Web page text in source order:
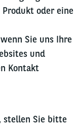
oder eine
Sie uns Ihre
und
Kontakt
stellen Sie bitte